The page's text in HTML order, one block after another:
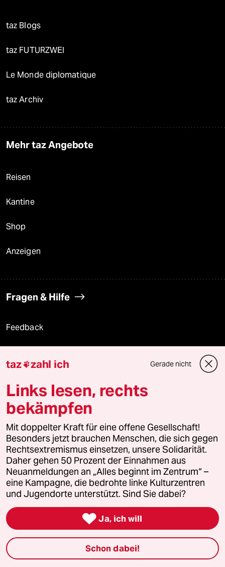
taz Blogs
taz FUTURZWEI
Le Monde diplomatique
taz Archiv
Mehr taz Angebote
Reisen
Kantine
Shop
Anzeigen
Fragen & Hilfe
Feedback
Downloads für Abonnierende
© 2026 taz Verlags und Vertriebs GmbH
Alle Rechte vorbehalten. Bei rechtlichen Fragen oder für Genehmigungen
wenden Sie sich bitte anlizenzen@taz.de
Feedback Redaktionsstatut Kommune-Richtlinien
Leitlinie Datenschutz Impressum
Seitenwende Einwilligungen widerrufen (Ads)
taz zahl ich Gerade nicht
Links lesen, rechts
bekämpfen
Mit doppelter Kraft für eine offene Gesellschaft!
Besonders jetzt brauchen Menschen, die sich gegen
Rechtsextremismus einsetzen, unsere Solidarität.
Daher gehen 50 Prozent der Einnahmen aus
Neuanmeldungen an „Alles beginnt im Zentrum“ –
eine Kampagne, die bedrohte linke Kulturzentren
und Jugendorte unterstützt. Sind Sie dabei?
 Ja, ich will
Schon dabei!